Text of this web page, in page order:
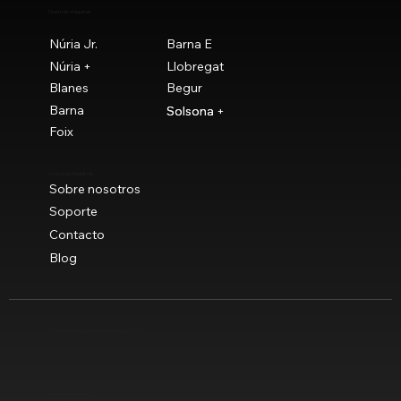
Núria Jr.
Barna E
Núria +
Llobregat
Blanes
Begur
Barna
Solsona
Foix
Solsona +
Sobre nosotros
Soporte
Contacto
Blog